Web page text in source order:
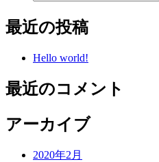
最近の投稿
Hello world!
最近のコメント
アーカイブ
2020年2月